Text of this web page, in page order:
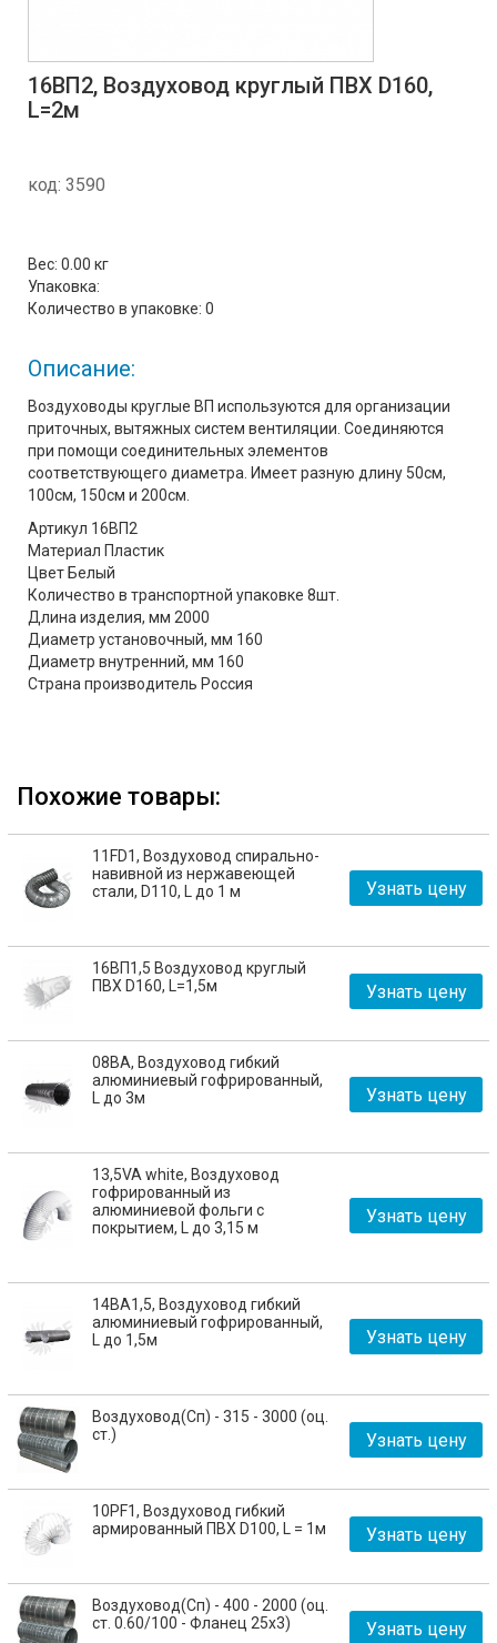
16ВП2, Воздуховод круглый ПВХ D160,
L=2м
код: 3590
Вес: 0.00 кг
Упаковка:
Количество в упаковке: 0
Описание:
Воздуховоды круглые ВП используются для организации
приточных, вытяжных систем вентиляции. Соединяются
при помощи соединительных элементов
соответствующего диаметра. Имеет разную длину 50см,
100см, 150см и 200см.
Артикул 16ВП2
Материал Пластик
Цвет Белый
Количество в транспортной упаковке 8шт.
Длина изделия, мм 2000
Диаметр установочный, мм 160
Диаметр внутренний, мм 160
Страна производитель Россия
Похожие товары:
11FD1, Воздуховод спирально-
навивной из нержавеющей
стали, D110, L до 1 м
Узнать цену
16ВП1,5 Воздуховод круглый
ПВХ D160, L=1,5м
Узнать цену
08ВА, Воздуховод гибкий
алюминиевый гофрированный,
L до 3м
Узнать цену
13,5VA white, Воздуховод
гофрированный из
алюминиевой фольги с
покрытием, L до 3,15 м
Узнать цену
14ВА1,5, Воздуховод гибкий
алюминиевый гофрированный,
L до 1,5м
Узнать цену
Воздуховод(Сп) - 315 - 3000 (оц.
ст.)
Узнать цену
10PF1, Воздуховод гибкий
армированный ПВХ D100, L = 1м
Узнать цену
Воздуховод(Сп) - 400 - 2000 (оц.
ст. 0.60/100 - Фланец 25х3)
Узнать цену